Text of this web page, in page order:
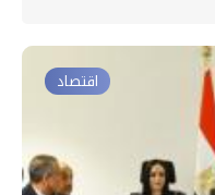
اقتصاد